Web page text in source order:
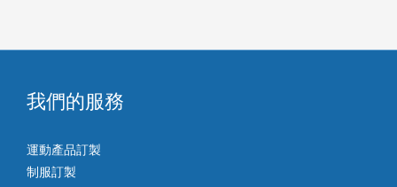
我們的服務
運動產品訂製
制服訂製